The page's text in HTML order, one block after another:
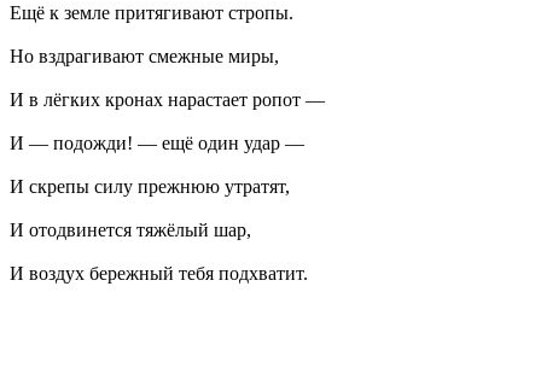
Ещё к земле притягивают стропы.
Но вздрагивают смежные миры,
И в лёгких кронах нарастает ропот —
И — подожди! — ещё один удар —
И скрепы силу прежнюю утратят,
И отодвинется тяжёлый шар,
И воздух бережный тебя подхватит.